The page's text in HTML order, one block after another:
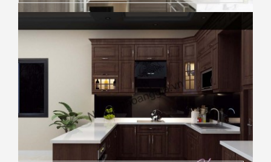
Thiết kế vân gỗ ngang dọc cho nhà thêm sang trọng